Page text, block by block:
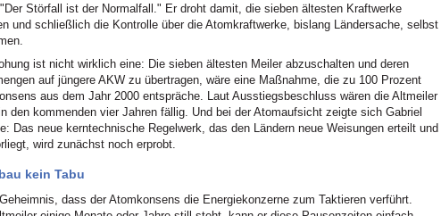
Störfall ist der Normalfall." Er droht damit, die sieben ältesten Kraftwerke
und schließlich die Kontrolle über die Atomkraftwerke, bislang Ländersache, selbst
ist nicht wirklich eine: Die sieben ältesten Meiler abzuschalten und deren
auf jüngere AKW zu übertragen, wäre eine Maßnahme, die zu 100 Prozent
aus dem Jahr 2000 entspräche. Laut Ausstiegsbeschluss wären die Altmeiler
den kommenden vier Jahren fällig. Und bei der Atomaufsicht zeigte sich Gabriel
Das neue kerntechnische Regelwerk, das den Ländern neue Weisungen erteilt und
wird zunächst noch erprobt.
kein Tabu
dass der Atomkonsens die Energiekonzerne zum Taktieren verführt.